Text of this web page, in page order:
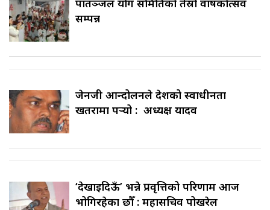
पातञ्जल योग समितिको तेस्रो वार्षिकोत्सव
सम्पन्न
जेनजी आन्दोलनले देशको स्वाधीनता
खतरामा पर्‍यो : अध्यक्ष यादव
‘देखाइदिऊँ’ भन्ने प्रवृत्तिको परिणाम आज
भोगिरहेका छौँ : महासचिव पोखरेल